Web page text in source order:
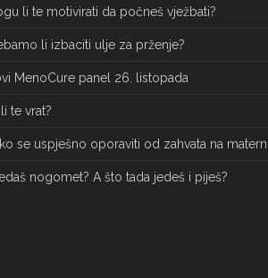
li te motivirati da počneš vježbati?
li izbaciti ulje za prženje?
MenoCure panel 26. listopada
te vrat?
se uspješno oporaviti od zahvata na
nogomet? A što tada jedeš i piješ?